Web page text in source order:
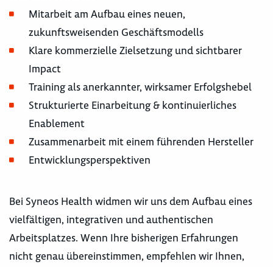
Mitarbeit am Aufbau eines neuen,
zukunftsweisenden Geschäftsmodells
Klare kommerzielle Zielsetzung und sichtbarer
Impact
Training als anerkannter, wirksamer Erfolgshebel
Strukturierte Einarbeitung & kontinuierliches
Enablement
Zusammenarbeit mit einem führenden Hersteller
Entwicklungsperspektiven
Bei Syneos Health widmen wir uns dem Aufbau eines
vielfältigen, integrativen und authentischen
Arbeitsplatzes. Wenn Ihre bisherigen Erfahrungen
nicht genau übereinstimmen, empfehlen wir Ihnen,